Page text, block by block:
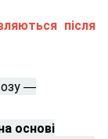
після
—
основі